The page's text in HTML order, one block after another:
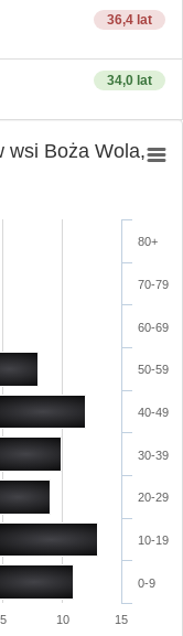
36,4 lat
34,0 lat
wsi Boża Wola,
0-9
10-19
20-29
30-39
40-49
50-59
60-69
70-79
80+
5 10 15